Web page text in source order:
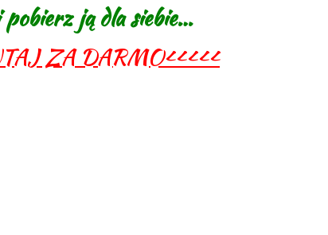
ją dla siebie…
ZADARMO<<<<<